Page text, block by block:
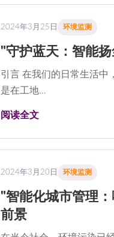
2024年3月25日 环境监测
"守护蓝天：智能
引言 在我们的日常生活中
是在工地…
阅读全文
2024年3月20日 环境监测
"智能化城市管理
前景